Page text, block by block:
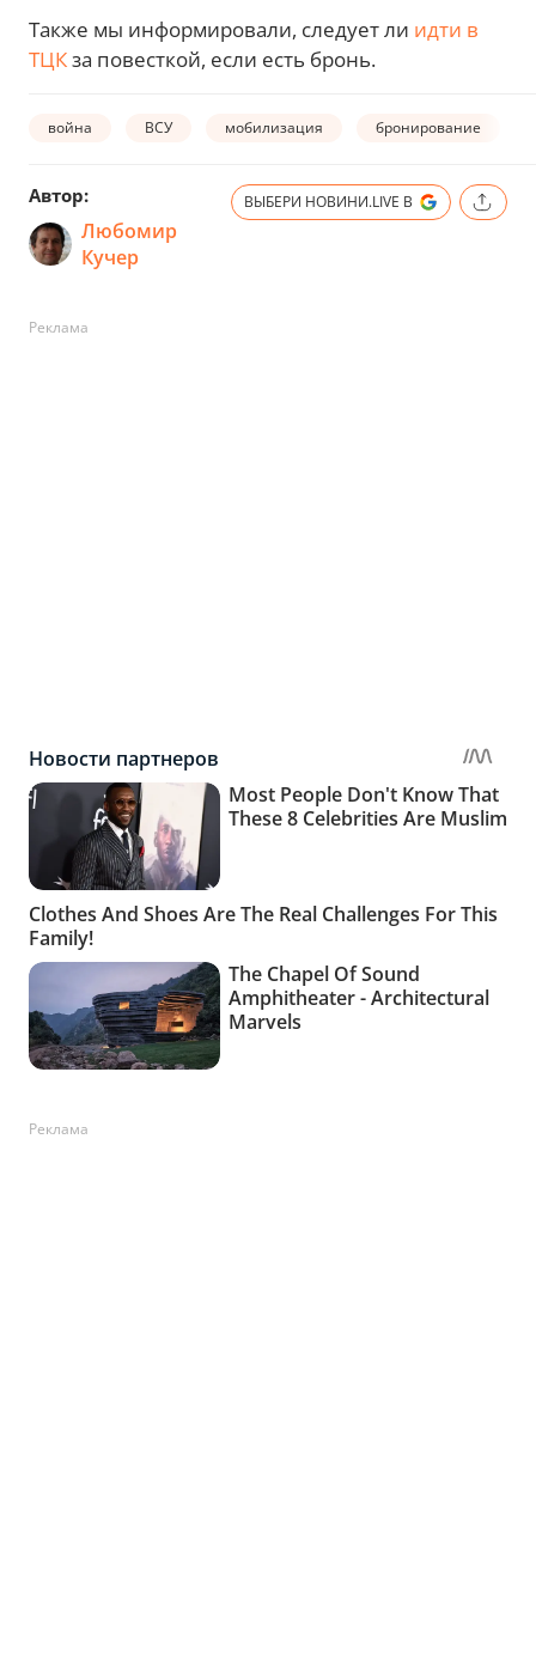
Также мы информировали, следует ли идти в
ТЦКза повесткой, если есть бронь.
война ВСУ мобилизация бронирование
Автор:
Любомир
Кучер
ВЫБЕРИ НОВИНИ.LIVE В
Реклама
Реклама